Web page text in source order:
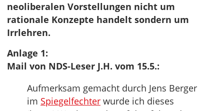
neoliberalen Vorstellungen nicht um
rationale Konzepte handelt sondern um
Irrlehren.
Anlage 1:
Mail von NDS-Leser J.H. vom 15.5.:
Aufmerksam gemacht durch Jens Berger
im Spiegelfechter wurde ich dieses